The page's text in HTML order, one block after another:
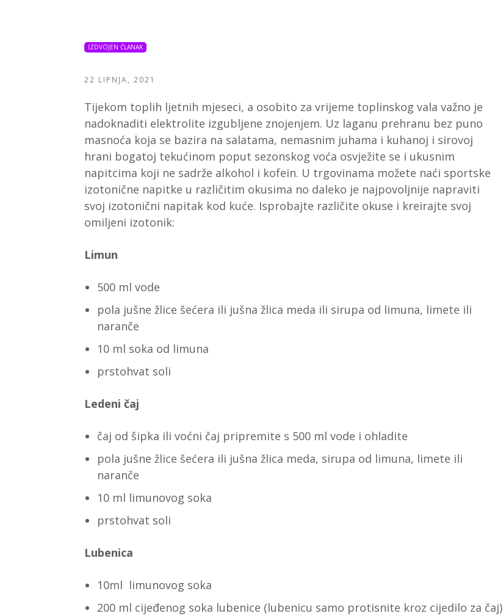
IZDVOJEN ČLANAK
22 LIPNJA, 2021
Tijekom toplih ljetnih mjeseci, a osobito za vrijeme toplinskog vala važno je
nadoknaditi elektrolite izgubljene znojenjem. Uz laganu prehranu bez puno
masnoća koja se bazira na salatama, nemasnim juhama i kuhanoj i sirovoj
hrani bogatoj tekućinom poput sezonskog voća osvježite se i ukusnim
napitcima koji ne sadrže alkohol i kofein. U trgovinama možete naći sportske
izotonične napitke u različitim okusima no daleko je najpovoljnije napraviti
svoj izotonični napitak kod kuće. Isprobajte različite okuse i kreirajte svoj
omiljeni izotonik:
Limun
500 ml vode
pola jušne žlice šećera ili jušna žlica meda ili sirupa od limuna, limete ili
naranče
10 ml soka od limuna
prstohvat soli
Ledeni čaj
čaj od šipka ili voćni čaj pripremite s 500 ml vode i ohladite
pola jušne žlice šećera ili jušna žlica meda, sirupa od limuna, limete ili
naranče
10 ml limunovog soka
prstohvat soli
Lubenica
10ml limunovog soka
200 ml cijeđenog soka lubenice (lubenicu samo protisnite kroz cijedilo za čaj)